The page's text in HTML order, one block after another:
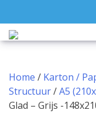
to
content
Home / Karton /
Structuur/A5
Glad – Grijs -